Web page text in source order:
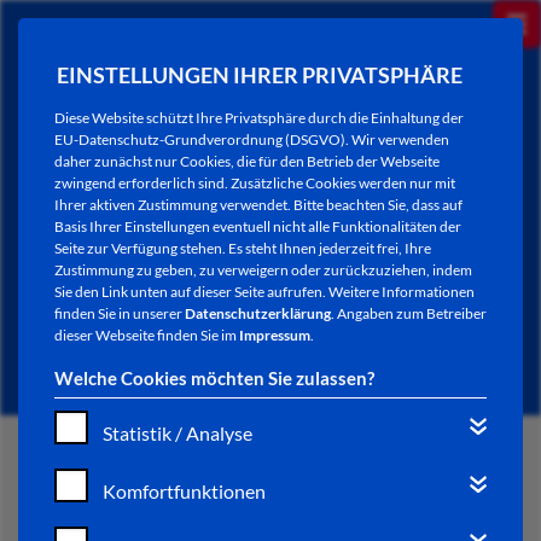
EINSTELLUNGEN IHRER PRIVATSPHÄRE
Diese Website schützt Ihre Privatsphäre durch die Einhaltung der
EU-Datenschutz-Grundverordnung (DSGVO). Wir verwenden
daher zunächst nur Cookies, die für den Betrieb der Webseite
zwingend erforderlich sind. Zusätzliche Cookies werden nur mit
Ihrer aktiven Zustimmung verwendet. Bitte beachten Sie, dass auf
Basis Ihrer Einstellungen eventuell nicht alle Funktionalitäten der
Seite zur Verfügung stehen. Es steht Ihnen jederzeit frei, Ihre
Zustimmung zu geben, zu verweigern oder zurückzuziehen, indem
Sie den Link unten auf dieser Seite aufrufen. Weitere Informationen
finden Sie in unsererDatenschutzerklärung. Angaben zum Betreiber
dieser Webseite finden Sie im Impressum.
Welche Cookies möchten Sie zulassen?
Statistik / Analyse
Komfortfunktionen
NEWSLETTER / CITY LETTER
START